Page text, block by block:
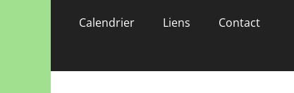
contenu
Calendrier Liens Contact